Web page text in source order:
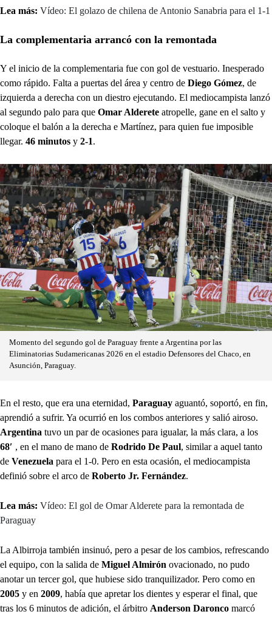
Lea más: Vídeo: El golazo de chilena de Antonio Sanabria para el 1-1
La complementaria arrancó con la remontada
Y el inicio de la complementaria fue con gol de vestuario. Inesperado
como rápido. Falta a puertas del área y centro de Diego Gómez, de
izquierda a derecha con un diestro ejecutando. El mediocampista lanzó
al segundo palo para que Omar Alderete atropelle, gane en el salto y
coloque el balón a la derecha e Martínez, para quien fue imposible
llegar. 46 minutos y 2-1.
Momento del segundo gol de Paraguay frente a Argentina por las
Eliminatorias Sudamericanas 2026 en el estadio Defensores del Chaco, en
Asunción, Paraguay.
En el resto, que era una eternidad, Paraguay aguantó, soportó, en fin,
aprendió a sufrir. Ya ocurrió en los combos anteriores y salió airoso.
Argentina tuvo un par de ocasiones para igualar, la más clara, a los
68′ , en el mano de mano de Rodrido De Paul, similar a aquel tanto
de Venezuela para el 1-0. Pero en esta ocasión, el mediocampista
definió sobre el arco de Roberto Jr. Fernández.
Lea más: Vídeo: El gol de Omar Alderete para la remontada de
Paraguay
La Albirroja también insinuó, pero a pesar de los cambios, refrescando
el equipo, con la salida de Miguel Almirón ovacionado, no pudo
anotar un tercer gol, que hubiese sido tranquilizador. Pero como en
2005 y en 2009, había que apretar los dientes y esperar el final, que
tras los 6 minutos de adición, el árbitro Anderson Daronco marcó